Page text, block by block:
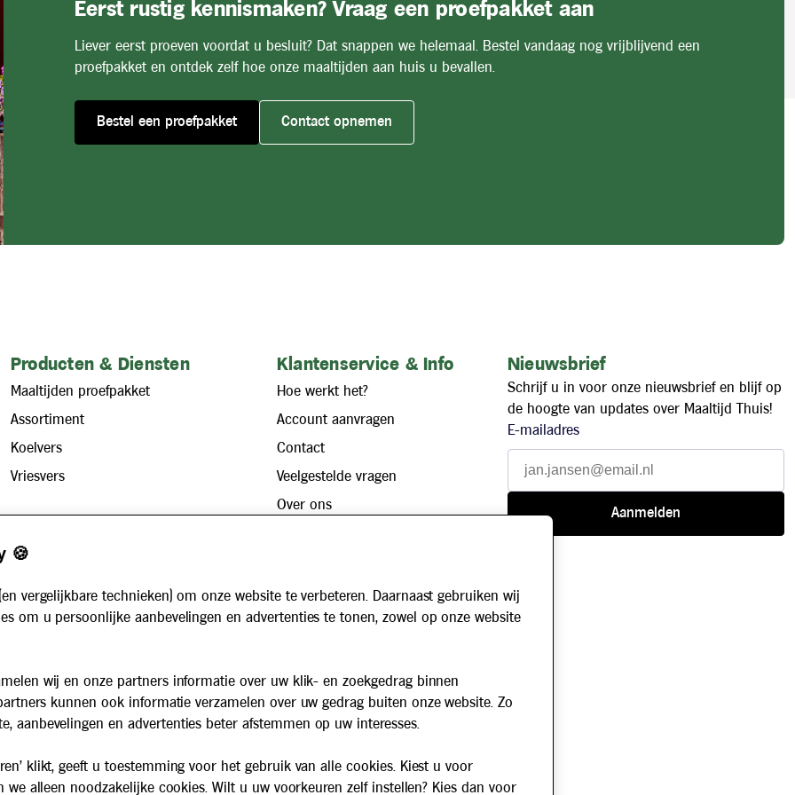
Eerst rustig kennismaken? Vraag een proefpakket aan
Liever eerst proeven voordat u besluit? Dat snappen we helemaal. Bestel vandaag nog vrijblijvend een
proefpakket en ontdek zelf hoe onze maaltijden aan huis u bevallen.
Bestel een proefpakket Contact opnemen
Producten & Diensten
Maaltijden proefpakket
Assortiment
Koelvers
Vriesvers
Maaltijdservice voor bedrijven
Voor instellingen
Algemene voorwaarden
Cookiebeleid
Klantenservice & Info
Hoe werkt het?
Account aanvragen
Contact
Veelgestelde vragen
Over ons
Nieuwsbrief
Schrijf u in voor onze nieuwsbrief en blijf op
de hoogte van updates over Maaltijd Thuis!
E-mailadres
🍪
vergelijkbare technieken) om onze website te verbeteren. Daarnaast gebruiken wij
om u persoonlijke aanbevelingen en advertenties te tonen, zowel op onze website
wij en onze partners informatie over uw klik- en zoekgedrag binnen
kunnen ook informatie verzamelen over uw gedrag buiten onze website. Zo
aanbevelingen en advertenties beter afstemmen op uw interesses.
klikt, geeft u toestemming voor het gebruik van alle cookies. Kiest u voor
we alleen noodzakelijke cookies. Wilt u uw voorkeuren zelf instellen? Kies dan voor